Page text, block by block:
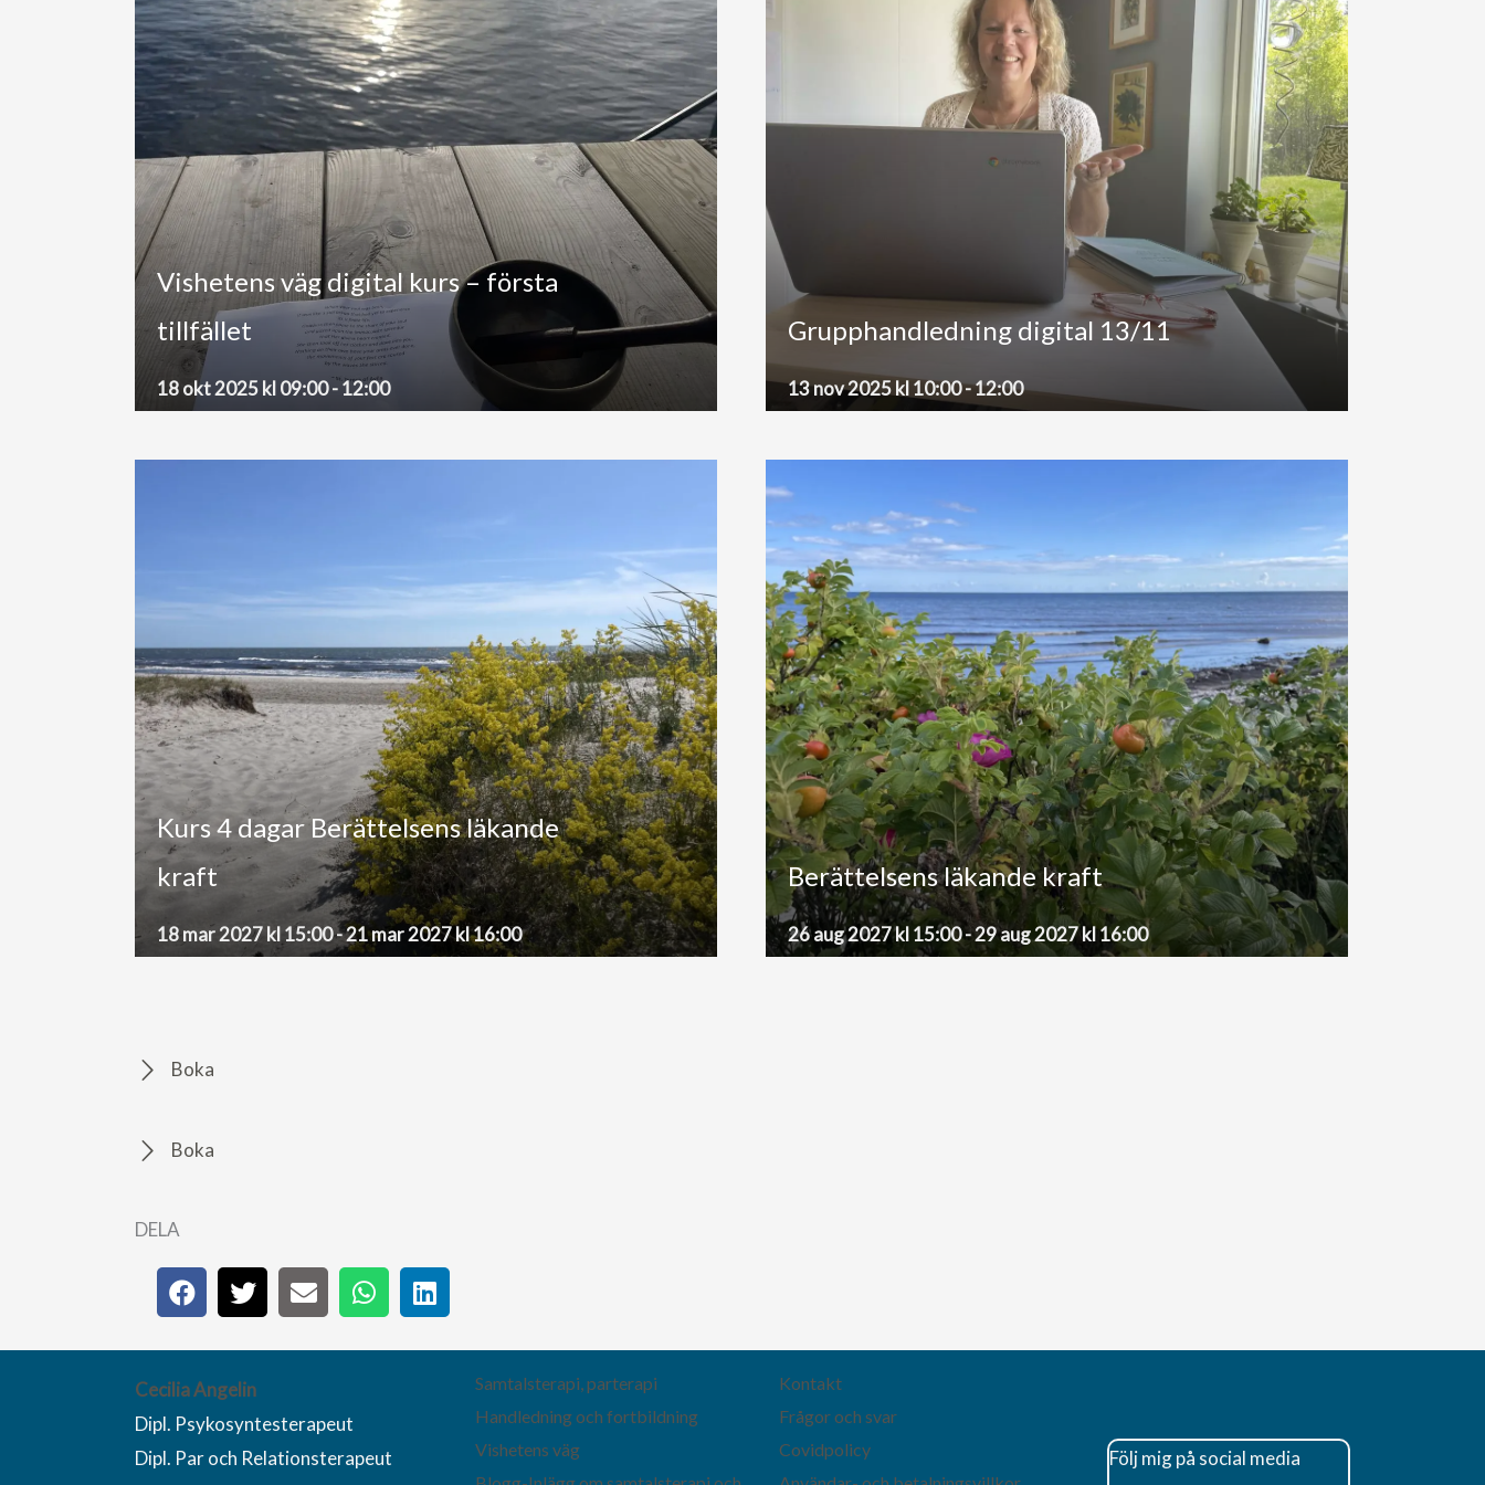
Vishetens väg digital kurs – första
tillfället
18 okt 2025 kl 09:00-12:00
Grupphandledning digital 13/11
13 nov 2025 kl 10:00-12:00
Kurs 4 dagar Berättelsens läkande
kraft
18 mar 2027 kl 15:00-21 mar 2027 kl 16:00
Berättelsens läkande kraft
26 aug 2027 kl 15:00-29 aug 2027 kl 16:00
Boka
Boka
DELA
Cecilia Angelin
Dipl. Psykosyntesterapeut
Dipl. Par och Relationsterapeut
Samtalsterapi, parterapi
Handledning och fortbildning
Vishetens väg
Kontakt
Frågor och svar
Covidpolicy
Följ mig på social media